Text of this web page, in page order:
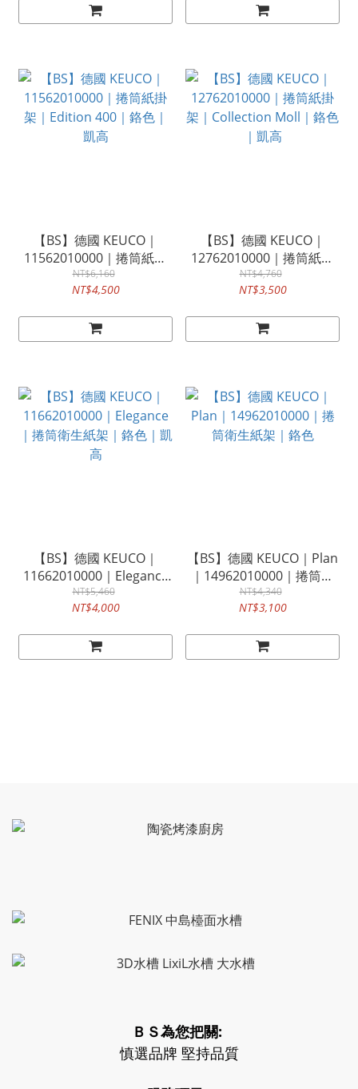
【BS】德國 KEUCO｜
11562010000｜捲筒紙掛
架｜Edition 400｜鉻色｜
凱高
NT$6,160
NT$4,500
【BS】德國 KEUCO｜
12762010000｜捲筒紙掛
架｜Collection Moll｜鉻色
｜凱高
NT$4,760
NT$3,500
【BS】德國 KEUCO｜
11662010000｜Elegance
｜捲筒衛生紙架｜鉻色｜凱
高
NT$5,460
NT$4,000
【BS】德國 KEUCO｜Plan
｜14962010000｜捲筒衛
生紙架｜鉻色
NT$4,340
NT$3,100
ＢＳ為您把關:
慎選品牌 堅持品質